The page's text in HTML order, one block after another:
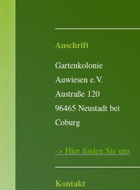
Anschrift
Gartenkolonie
Auwiesen e.V.
Austraße 120
96465 Neustadt bei
Coburg
-> Hier finden Sie uns
Kontakt